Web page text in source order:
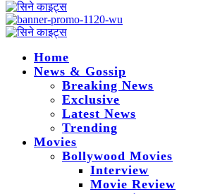
Primary
Home
News & Gossip
Breaking News
Exclusive
Latest News
Trending
Movies
Bollywood Movies
Interview
Movie Review